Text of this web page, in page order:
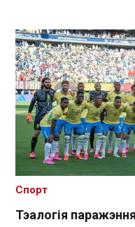
Тэалогія
Спорт